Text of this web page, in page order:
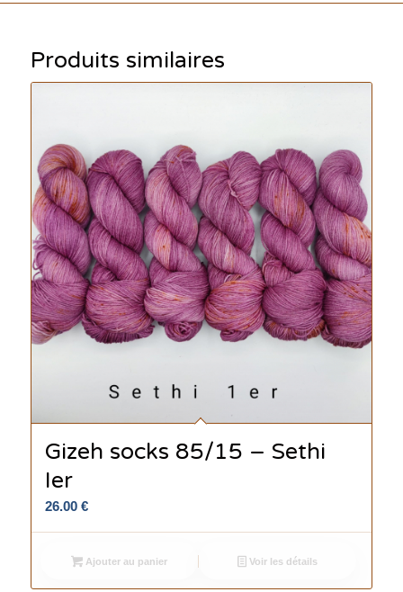
Produits similaires
Gizeh socks 85/15 – Sethi
Ier
26.00 €
Ajouter au panier Voir les détails